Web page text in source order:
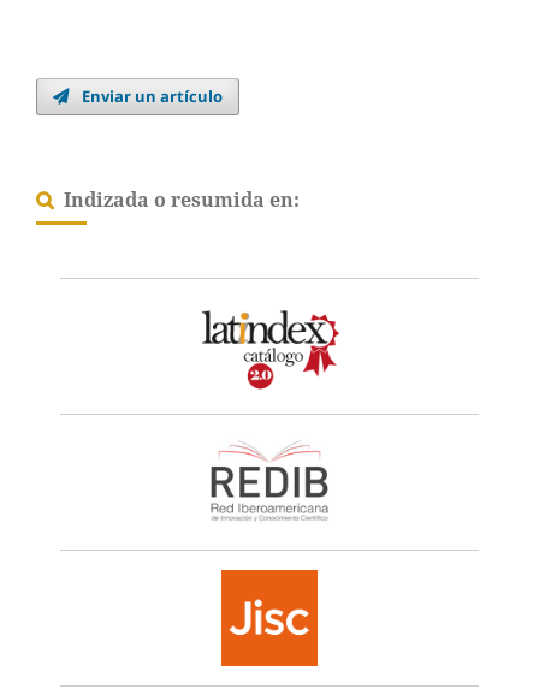
Enviar un artículo
Indizada o resumida en: